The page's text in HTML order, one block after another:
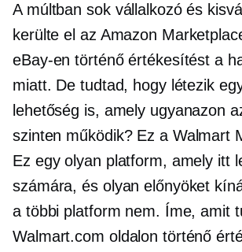
A múltban sok vállalkozó és
kerülte el az Amazon
eBay-en történő értékesítést a
miatt. De tudtad, hogy létezik
lehetőség is, amely ugyanazon
szinten működik? Ez a Walmart
Ez egy olyan platform, amely itt
számára, és olyan előnyöket
a többi platform nem. Íme, amit
Walmart.com oldalon történő